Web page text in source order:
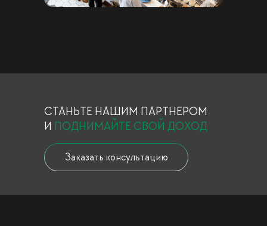
Заказать консультацию
СТАНЬТЕ НАШИМ ПАРТНЕРОМ
И ПОДНИМАЙТЕ СВОЙ ДОХОД